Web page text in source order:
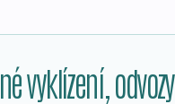
vyklízení, odvozy